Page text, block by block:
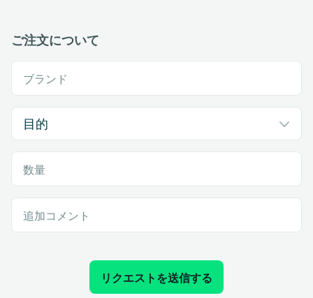
ご注文について
ブランド
数量
追加コメント
リクエストを送信する